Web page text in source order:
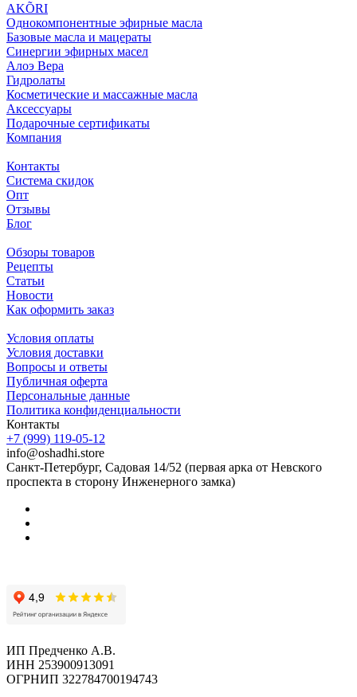
AKÕRI
Однокомпонентные эфирные масла
Базовые масла и мацераты
Синергии эфирных масел
Алоэ Вера
Гидролаты
Косметические и массажные масла
Аксессуары
Подарочные сертификаты
Компания
Контакты
Система скидок
Опт
Отзывы
Блог
Обзоры товаров
Рецепты
Статьи
Новости
Как оформить заказ
Условия оплаты
Условия доставки
Вопросы и ответы
Публичная оферта
Персональные данные
Политика конфиденциальности
Контакты
+7 (999) 119-05-12
info@oshadhi.store
Санкт-Петербург, Садовая 14/52 (первая арка от Невского
проспекта в сторону Инженерного замка)
ИП Предченко А.В.
ИНН 253900913091
ОГРНИП 322784700194743